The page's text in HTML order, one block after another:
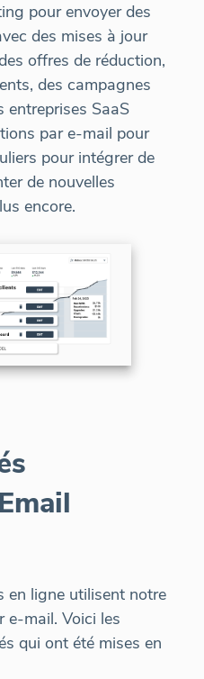
pour envoyer des
des mises à jour
offres de réduction,
des campagnes
entreprises SaaS
par e-mail pour
pour intégrer de
de nouvelles
encore.
en ligne utilisent notre
e-mail. Voici les
qui ont été mises en